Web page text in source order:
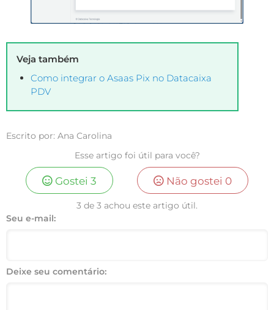
Veja também
Como integrar o Asaas Pix no Datacaixa
PDV
Escrito por: Ana Carolina
Esse artigo foi útil para você?
Gostei3 Não gostei 0
3 de 3 achou este artigo útil.
Seu e-mail:
Deixe seu comentário: